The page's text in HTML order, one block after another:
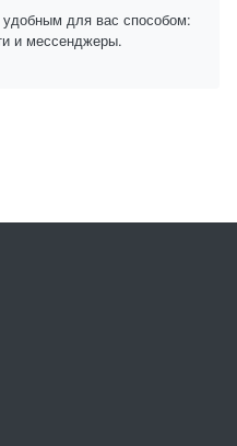
для вас способом:
и мессенджеры.